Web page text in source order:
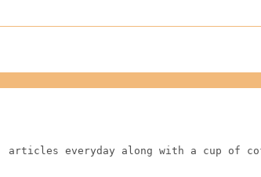
everyday along with a cup of